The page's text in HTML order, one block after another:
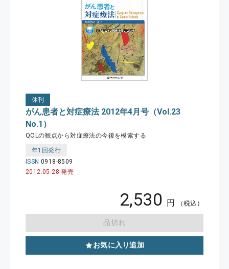
休刊
がん患者と対症療法 2012年4月号（Vol.23
No.1）
QOLの観点から対症療法の今後を模索する
年1回発行
ISSN 0918-8509
2012.05.28 発売
2,530 円 （税込）
品切れ
お気に入り追加